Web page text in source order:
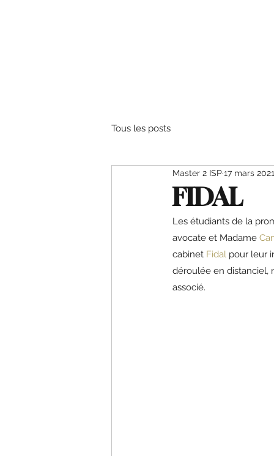
Tous les posts
FIDAL
Master 2 ISP17 mars 2021
Les étudiants de la
avocate et Madame
cabinet Fidal pour leur
déroulée en distanciel,
associé.